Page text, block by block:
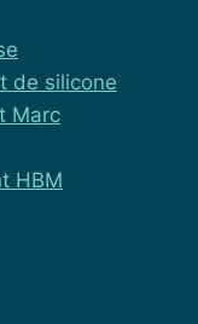
de silicone
Marc
HBM